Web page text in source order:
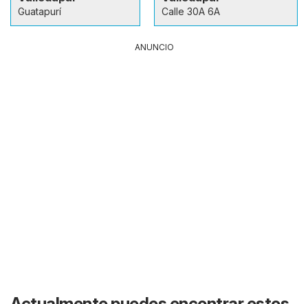
Guatapurí Calle 30A 6A
ANUNCIO